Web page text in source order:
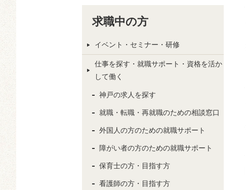
求職中の方
イベント・セミナー・研修
仕事を探す・就職サポート・資格を活か
して働く
神戸の求人を探す
就職・転職・再就職のための相談窓口
外国人の方のための就職サポート
障がい者の方のための就職サポート
保育士の方・目指す方
看護師の方・目指す方